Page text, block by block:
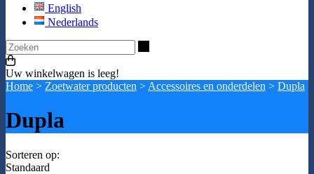
English
Nederlands
Uw winkelwagen is leeg!
Home > Zoetwater producten > Accessoires en onderdelen > Dupla
Dupla
Sorteren op:
Standaard